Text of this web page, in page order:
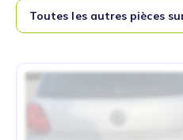
Toutes les autres pièces